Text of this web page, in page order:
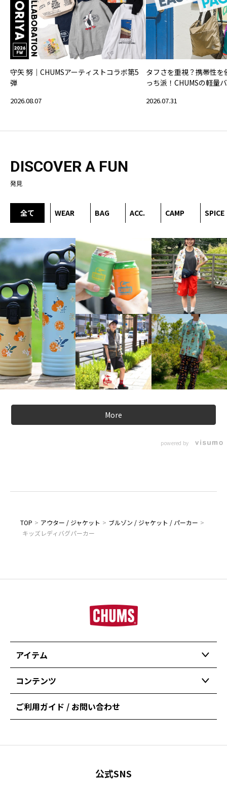
守矢 努｜CHUMSアーティストコラボ第5
弾
2026.08.07
タフさを重視？携帯性
っち派！CHUMSの軽量
2026.07.31
DISCOVER A FUN
発見
全て WEAR BAG ACC. CAMP SPICE
More
powered by
TOP > アウター / ジャケット > ブルゾン / ジャケット / パーカー >
キッズレディバグパーカー
アイテム
コンテンツ
ご利用ガイド / お問い合わせ
公式SNS